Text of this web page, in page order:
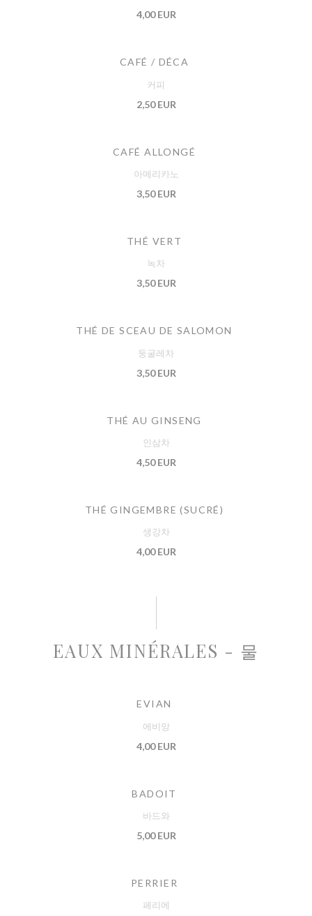
4,00 EUR
CAFÉ / DÉCA
커피
2,50 EUR
CAFÉ ALLONGÉ
아메리카노
3,50 EUR
THÉ VERT
녹차
3,50 EUR
THÉ DE SCEAU DE SALOMON
둥굴레차
3,50 EUR
THÉ AU GINSENG
인삼차
4,50 EUR
THÉ GINGEMBRE (SUCRÉ)
생강차
4,00 EUR
EAUX MINÉRALES - 물
EVIAN
에비앙
4,00 EUR
BADOIT
바드와
5,00 EUR
PERRIER
페리에